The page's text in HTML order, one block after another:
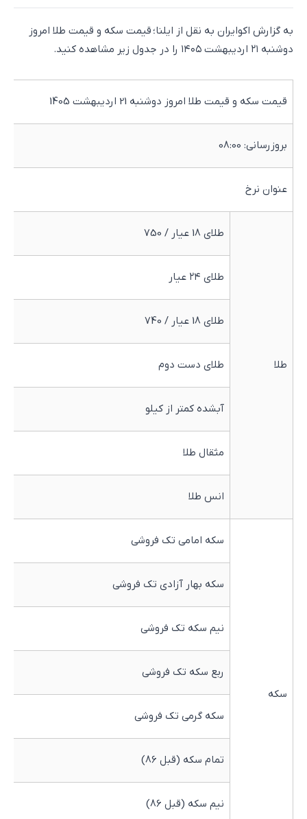
به گزارش اکوایران به نقل از ایلنا؛ قیمت سکه و قیمت طلا امروز
دوشنبه ۲۱ اردیبهشت ۱۴۰۵ را در جدول زیر مشاهده کنید.
قیمت سکه و قیمت طلا امروز دوشنبه 21 اردیبهشت 1405
بروزرسانی: 08:00
عنوان نرخ
طلا
طلای 18 عیار / 750
طلای ۲۴ عیار
طلای 18 عیار / 740
طلای دست دوم
آبشده کمتر از کیلو
مثقال طلا
انس طلا
سکه
سکه امامی تک فروشی
سکه بهار آزادی تک فروشی
نیم سکه تک فروشی
ربع سکه تک فروشی
سکه گرمی تک فروشی
تمام سکه (قبل 86)
نیم سکه (قبل 86)